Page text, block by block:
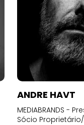
ANDRE HAVT
MEDIABRANDS -
Sócio